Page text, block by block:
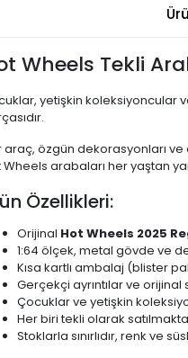
Wheels Tekli
yetişkin koleksiyoncular
araç, özgün dekorasyonları ve
Wheels arabaları her yaştan
Özellikleri:
Orijinal Hot Wheels 2025
1:64 ölçek, metal gövde ve
Kısa kartlı ambalaj (blister
Gerçekçi ayrıntılar ve
Çocuklar ve yetişkin
Her biri tekli olarak
Stoklarla sınırlıdır, renk ve